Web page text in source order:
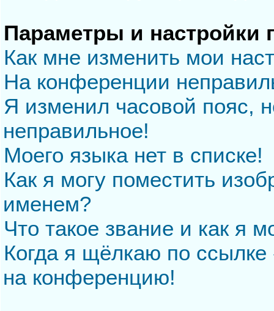
Параметры и настройки
Как мне изменить мои
На конференции
Я изменил часовой пояс,
неправильное!
Моего языка нет в списке!
Как я могу поместить
именем?
Что такое звание и как я
Когда я щёлкаю по
на конференцию!